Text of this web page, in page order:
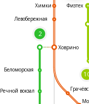
2
Химки
Левобережная
Ховрино
Физтех
Речной вокзал
Беломорская